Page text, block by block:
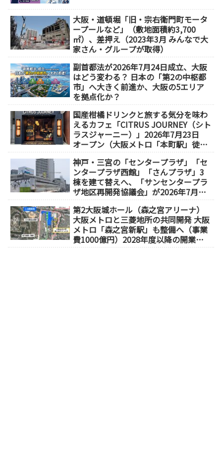
大阪・道頓堀「旧・宗右衛門町モータ
ープールなど」（敷地面積約3,700
㎡）、差押え（2023年3月 みんなで大
家さん・グループが取得）
副首都法が2026年7月24日成立、大阪
はどう変わる？ 日本の「第2の中枢都
市」へ大きく前進か、大阪の5エリア
を拠点化か？
国産柑橘ドリンクと旅する気分を味わ
えるカフェ「CITRUS JOURNEY（シト
ラスジャーニー）」2026年7月23日
オープン（大阪メトロ「本町駅」徒歩
神戸・三宮の「センタープラザ」「セ
ンタープラザ西館」「さんプラザ」3
棟を建て替えへ、「サンセンタープラ
ザ地区再開発協議会」が2026年7月発
第2大阪城ホール（森之宮アリーナ）
大阪メトロと三菱地所の共同開発 大阪
メトロ「森之宮新駅」も整備へ（事業
費1000億円）2028年度以降の開業